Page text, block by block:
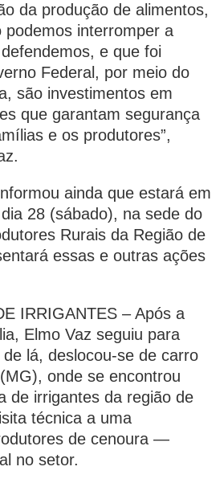
da produção de alimentos,
podemos interromper a
e que foi
Federal, por meio do
são investimentos em
que garantam segurança
e os produtores”,
ainda que estará em
28 (sábado), na sede do
Rurais da Região de
essas e outras ações
IRRIGANTES – Após a
Elmo Vaz seguiu para
lá, deslocou-se de carro
onde se encontrou
de irrigantes da região de
técnica a uma
de cenoura —
no setor.